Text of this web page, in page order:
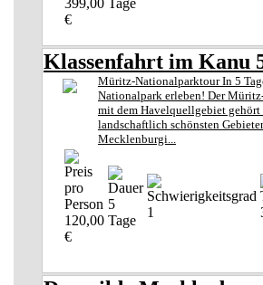
€
Klassenfahrt im Kanu
Müritz-Nationalparktour In 5
Nationalpark erleben! Der
mit dem Havelquellgebiet gehört
landschaftlich schönsten
Mecklenburgi...
120,00
€
5
Tage
1